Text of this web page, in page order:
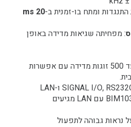
ומתח בו-זמנית ב-
20 ms
: מפחיתה שגיאות מדידה באופן
: שומר עד 500 זוגות מדידה עם אפשרות
: כולל SIGNAL I/O, RS232C, USB ו-LAN
(דגמים BIM1100 ו-BIM1030 עם LAN מגיעים
נראות גבוהה לתפעול